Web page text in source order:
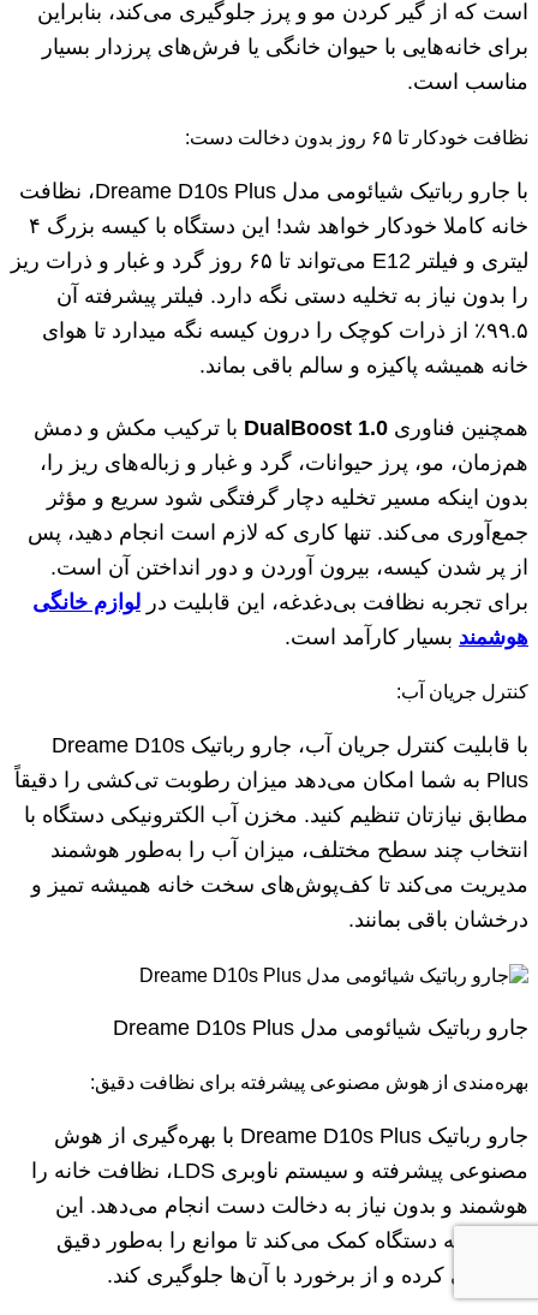
است که از گیر کردن مو و پرز جلوگیری می‌کند، بنابراین
برای خانه‌هایی با حیوان خانگی یا فرش‌های پرزدار بسیار
مناسب است.
نظافت خودکار تا ۶۵ روز بدون دخالت دست:
با جارو رباتیک شیائومی مدل Dreame D10s Plus، نظافت
خانه کاملا خودکار خواهد شد! این دستگاه با کیسه بزرگ ۴
لیتری و فیلتر E12 می‌تواند تا ۶۵ روز گرد و غبار و ذرات ریز
را بدون نیاز به تخلیه دستی نگه دارد. فیلتر پیشرفته آن
۹۹.۵٪ از ذرات کوچک را درون کیسه نگه میدارد تا هوای
خانه همیشه پاکیزه و سالم باقی بماند.
همچنین فناوری DualBoost 1.0 با ترکیب مکش و دمش
هم‌زمان، مو، پرز حیوانات، گرد و غبار و زباله‌های ریز را،
بدون اینکه مسیر تخلیه دچار گرفتگی شود سریع و مؤثر
جمع‌آوری می‌کند. تنها کاری که لازم است انجام دهید، پس
از پر شدن کیسه، بیرون آوردن و دور انداختن آن است.
برای تجربه نظافت بی‌دغدغه، این قابلیت در لوازم خانگی
هوشمند بسیار کارآمد است.
کنترل جریان آب:
با قابلیت کنترل جریان آب، جارو رباتیک Dreame D10s
Plus به شما امکان می‌دهد میزان رطوبت تی‌کشی را دقیقاً
مطابق نیازتان تنظیم کنید. مخزن آب الکترونیکی دستگاه با
انتخاب چند سطح مختلف، میزان آب را به‌طور هوشمند
مدیریت می‌کند تا کف‌پوش‌های سخت خانه همیشه تمیز و
درخشان باقی بمانند.
جارو رباتیک شیائومی مدل Dreame D10s Plus
بهره‌مندی از هوش مصنوعی پیشرفته برای نظافت دقیق:
جارو رباتیک Dreame D10s Plus با بهره‌گیری از هوش
مصنوعی پیشرفته و سیستم ناوبری LDS، نظافت خانه را
هوشمند و بدون نیاز به دخالت دست انجام می‌دهد. این
فناوری به دستگاه کمک می‌کند تا موانع را به‌طور دقیق
شناسایی کرده و از برخورد با آن‌ها جلوگیری کند.